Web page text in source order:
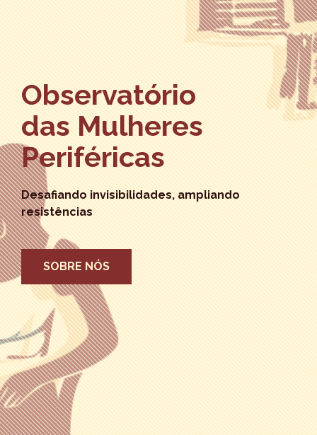
Observatório
das Mulheres
Periféricas
Desafiando invisibilidades, ampliando
resistências
SOBRE NÓS